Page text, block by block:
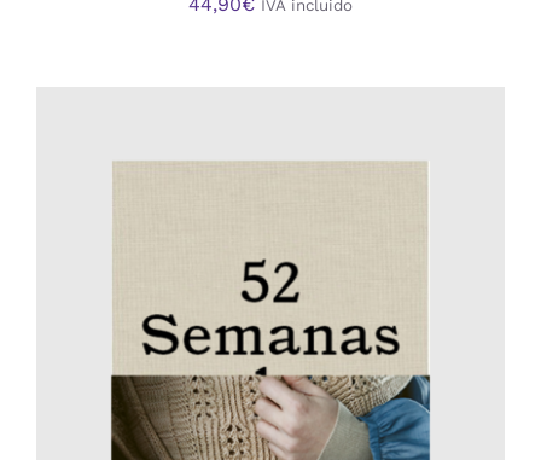
IVA incluido
AÑADIR AL CARRITO
/
DETALLES